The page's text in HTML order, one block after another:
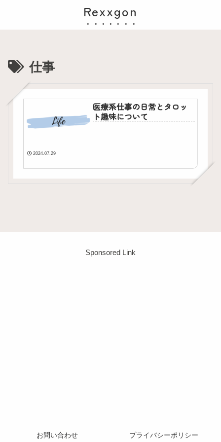
Rexxgon
仕事
医療系仕事の日常とタロッ
ト趣味について
2024.07.29
Sponsored Link
お問い合わせ プライバシーポリシー